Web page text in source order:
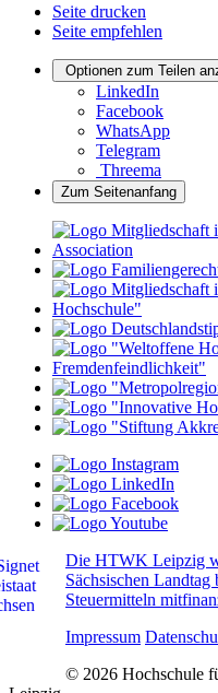
Seite drucken
Seite empfehlen
Optionen zum Teilen
LinkedIn
Facebook
WhatsApp
Telegram
Threema
Zum Seitenanfang
Die HTWK Leipzig
Sächsischen Landtag
Steuermitteln
Impressum
© 2026 Hochschule